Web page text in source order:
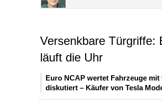
Versenkbare Türgriffe:
läuft die Uhr
Euro NCAP wertet Fahrzeuge
diskutiert – Käufer von Tesla